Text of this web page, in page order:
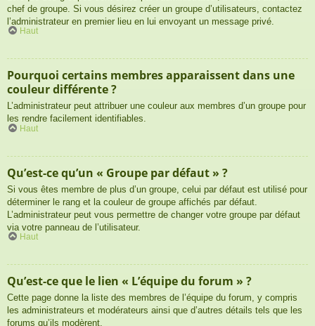
chef de groupe. Si vous désirez créer un groupe d’utilisateurs, contactez
l’administrateur en premier lieu en lui envoyant un message privé.
Haut
Pourquoi certains membres apparaissent dans une
couleur différente ?
L’administrateur peut attribuer une couleur aux membres d’un groupe pour
les rendre facilement identifiables.
Haut
Qu’est-ce qu’un « Groupe par défaut » ?
Si vous êtes membre de plus d’un groupe, celui par défaut est utilisé pour
déterminer le rang et la couleur de groupe affichés par défaut.
L’administrateur peut vous permettre de changer votre groupe par défaut
via votre panneau de l’utilisateur.
Haut
Qu’est-ce que le lien « L’équipe du forum » ?
Cette page donne la liste des membres de l’équipe du forum, y compris
les administrateurs et modérateurs ainsi que d’autres détails tels que les
forums qu’ils modèrent.